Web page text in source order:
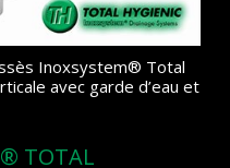
Inoxsystem® Total
avec garde d’eau et
TOTAL